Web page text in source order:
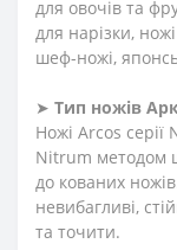
для овочів та
для нарізки,
шеф-ножі,
➤ Тип ножів
Ножі Arcos серії
Nitrum методом
до кованих
невибагливі,
та точити.